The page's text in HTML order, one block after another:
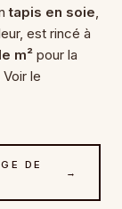
tapis en soie,
est rincé à
m² pour la
le
DE
→